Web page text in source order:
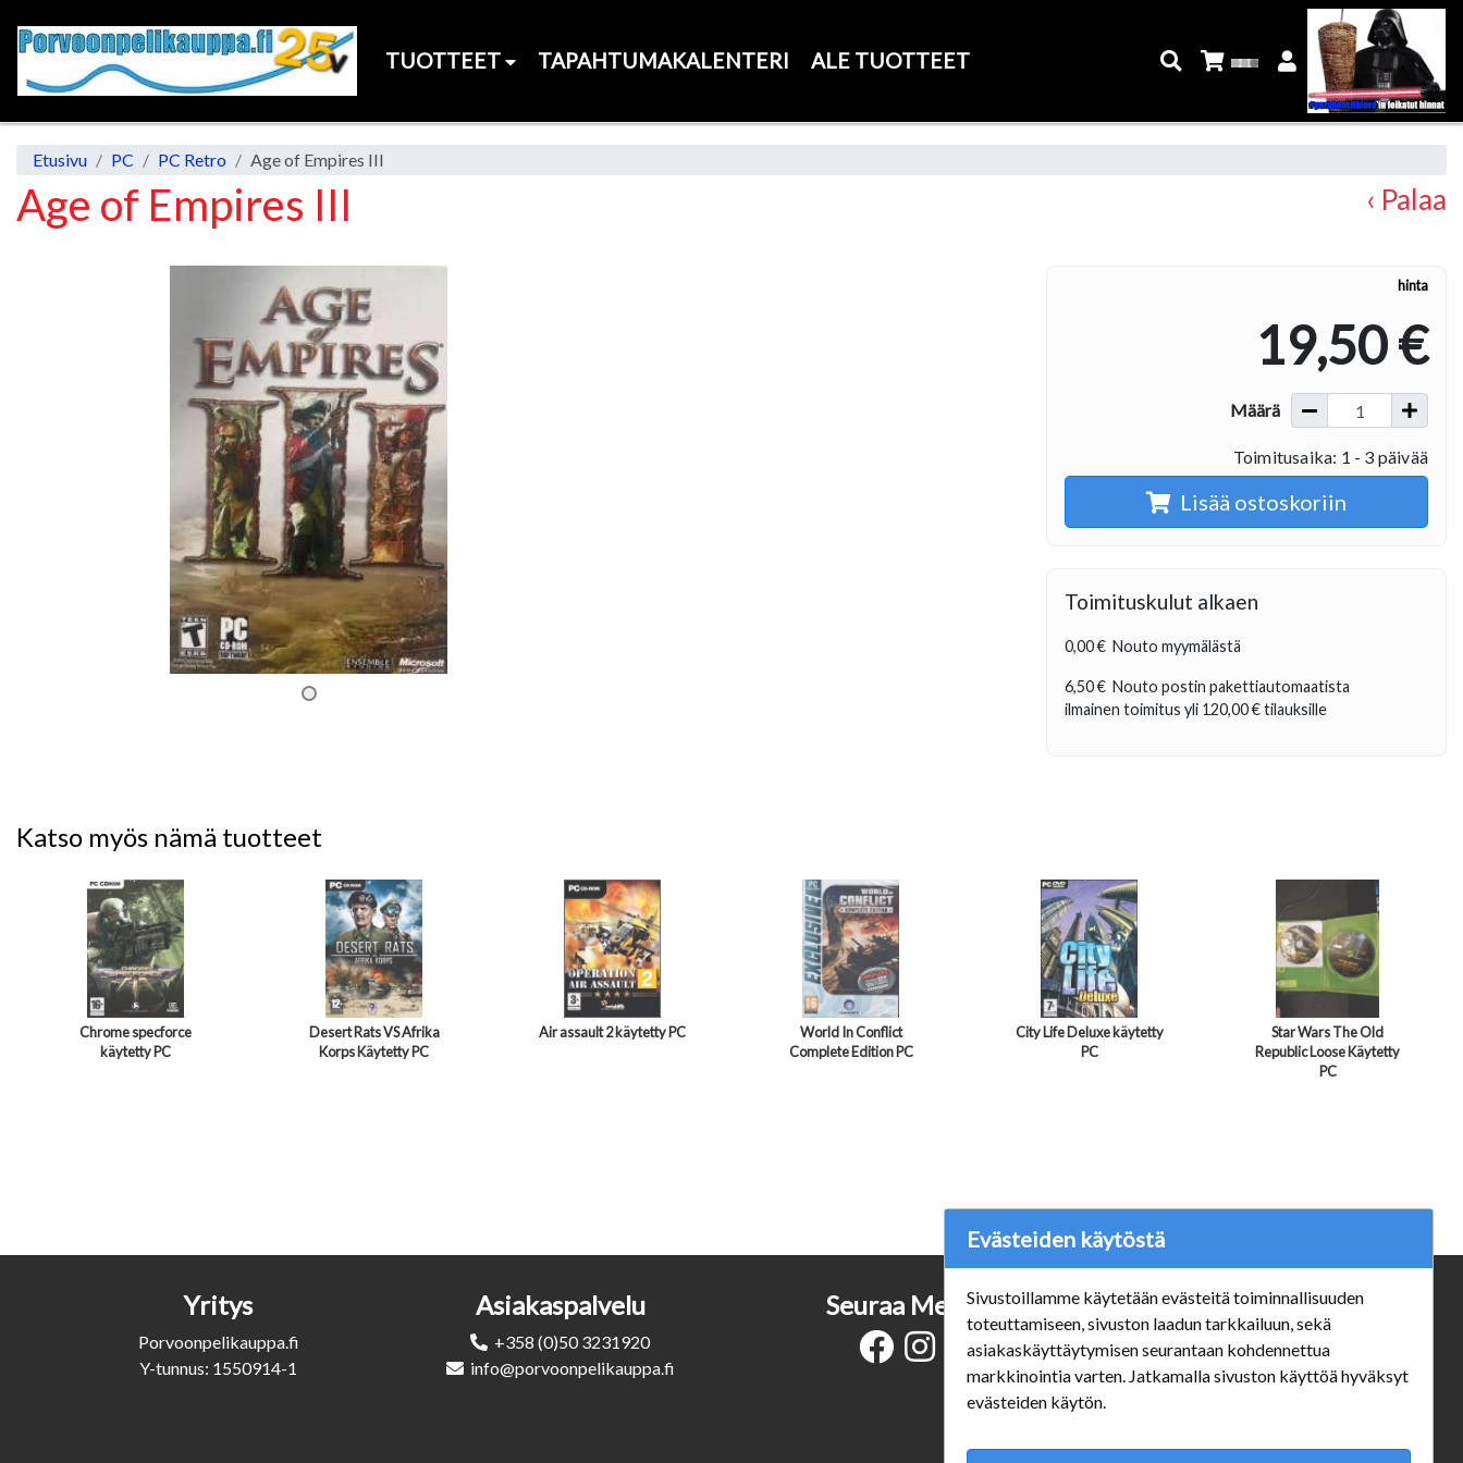
TUOTTEET TAPAHTUMAKALENTERI ALE TUOTTEET
Etusivu PC PC Retro Age of Empires III
Age of Empires III ‹ Palaa
hinta
19,50 €
Määrä
Toimitusaika: 1 - 3 päivää
Lisää ostoskoriin
Toimituskulut alkaen
0,00 € Nouto myymälästä
6,50 € Nouto postin pakettiautomaatista
ilmainen toimitus yli 120,00 €tilauksille
Katso myös nämä tuotteet
Chrome specforce
käytetty PC
Desert Rats VS Afrika
Korps Käytetty PC
Air assault 2 käytetty PC
World In Conflict
Complete Edition PC
City Life Deluxe käytetty
PC
Star Wars The Old
Republic Loose Käytetty
PC
Yritys
Porvoonpelikauppa.fi
Y-tunnus: 1550914-1
Asiakaspalvelu
+358 (0)50 3231920
info@porvoonpelikauppa.fi
Verkkokauppa
#Yhteiskuntavastuu
#porvoonsithlord
Mannerheiminkatu 10 Aukioloajat:
Seuraa Meitä
Evästeiden käytöstä
Sivustoillamme käytetään evästeitä toiminnallisuuden
toteuttamiseen, sivuston laadun tarkkailuun, sekä
asiakaskäyttäytymisen seurantaan kohdennettua
markkinointia varten. Jatkamalla sivuston käyttöä hyväksyt
evästeiden käytön.